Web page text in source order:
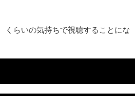
くらいの気持ちで視聴することにな